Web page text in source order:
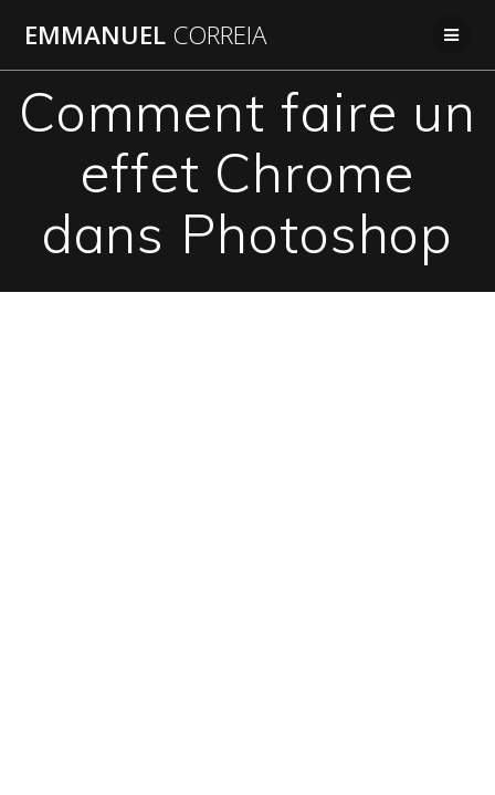
au
EMMANUEL CORREIA
Comment faire un
effet Chrome
dans Photoshop